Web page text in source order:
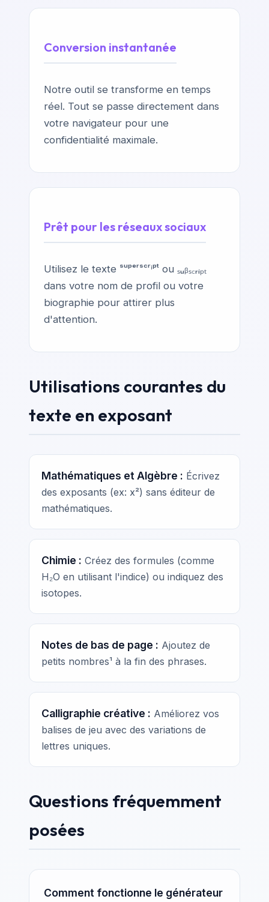
Conversion instantanée
Notre outil se transforme en temps
réel. Tout se passe directement dans
votre navigateur pour une
confidentialité maximale.
Prêt pour les réseaux sociaux
Utilisez le texte ˢᵘᵖᵉʳˢᶜʳⁱᵖᵗ ou ₛᵤᵦₛ꜀ᵣᵢₚₜ
dans votre nom de profil ou votre
biographie pour attirer plus
d'attention.
Utilisations courantes du
texte en exposant
Mathématiques et Algèbre : Écrivez
des exposants (ex: x²) sans éditeur de
mathématiques.
Chimie : Créez des formules (comme
H₂O en utilisant l'indice) ou indiquez des
isotopes.
Notes de bas de page : Ajoutez de
petits nombres¹ à la fin des phrases.
Calligraphie créative : Améliorez vos
balises de jeu avec des variations de
lettres uniques.
Questions fréquemment
posées
Comment fonctionne le générateur